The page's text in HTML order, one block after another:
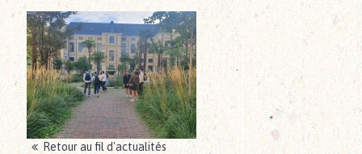
Retour au fil d'actualités